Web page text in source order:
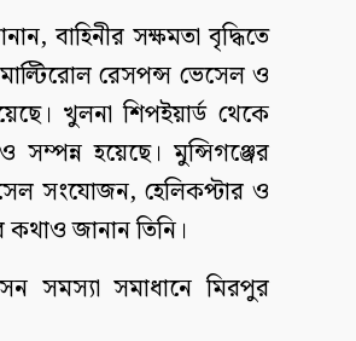
বাহিনীর সক্ষমতা বৃদ্ধিতে
মাল্টিরোল রেসপন্স ভেসেল ও
খুলনা শিপইয়ার্ড থেকে
সম্পন্ন হয়েছে। মুন্সিগঞ্জের
সংযোজন, হেলিকপ্টার ও
জানান তিনি।
সমস্যা সমাধানে মিরপুর